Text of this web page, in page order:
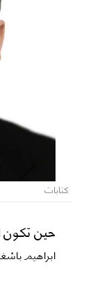
كتابات
حين
ابراهيم